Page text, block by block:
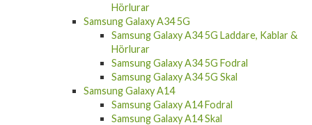
Samsung Galaxy A34 5G
Samsung Galaxy A34 5G Laddare, Kablar &
Hörlurar
Samsung Galaxy A34 5G Fodral
Samsung Galaxy A34 5G Skal
Samsung Galaxy A14
Samsung Galaxy A14 Fodral
Samsung Galaxy A14 Skal
Samsung Galaxy A14 Skärmskydd &